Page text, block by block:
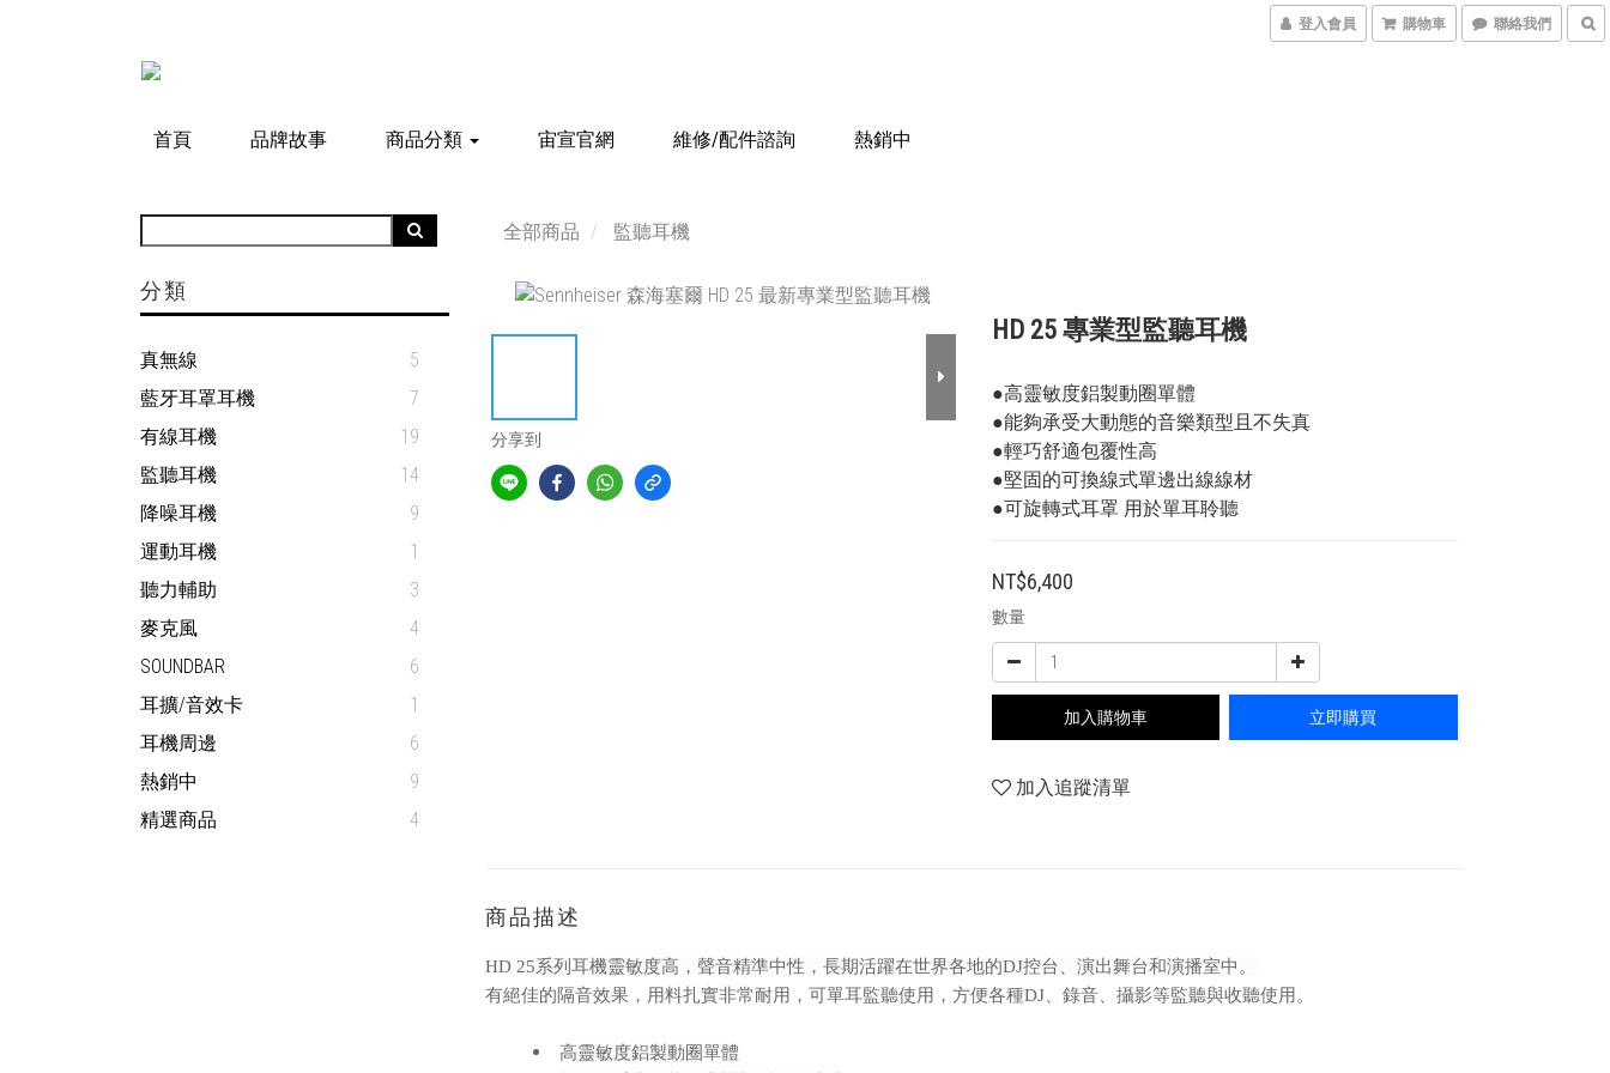
登入會員 購物車 聯絡我們
首頁 品牌故事 商品分類 宙宣官網 維修/配件諮詢 熱銷中
分類
真無線
5
藍牙耳罩耳機
7
有線耳機
19
監聽耳機
14
降噪耳機
9
運動耳機
1
聽力輔助
3
麥克風
4
SOUNDBAR
6
耳擴/音效卡
1
耳機周邊
6
熱銷中
9
精選商品
4
全部商品 監聽耳機
分享到
HD 25 專業型監聽耳機
●高靈敏度鋁製動圈單體
●能夠承受大動態的音樂類型且不失真
●輕巧舒適包覆性高
●堅固的可換線式單邊出線線材
●可旋轉式耳罩 用於單耳聆聽
NT$6,400
數量
加入購物車 立即購買
加入追蹤清單
商品描述
HD 25系列耳機靈敏度高，聲音精準中性，長期活躍在世界各地的DJ控台、演出舞台和演播室中。
有絕佳的隔音效果，用料扎實非常耐用，可單耳監聽使用，方便各種DJ、錄音、攝影等監聽與收聽使用。
高靈敏度鋁製動圈單體